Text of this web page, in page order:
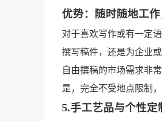
优势：随时随地工
对于喜欢写作或有一定
撰写稿件，还是为企业
自由撰稿的市场需求非
是，完全不受地点限制
5.手工艺品与个性定